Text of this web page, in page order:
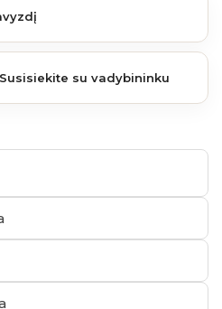
su vadybininku